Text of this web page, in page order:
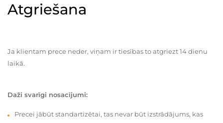
Atgriešana
Ja klientam prece neder, viņam ir tiesības to atgriezt 14 dienu
laikā.
Daži svarīgi nosacījumi:
Precei jābūt standartizētai, tas nevar būt izstrādājums, kas